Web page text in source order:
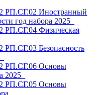
РП.СГ.02 Иностранный
год набора 2025_
РП.СГ.04 Физическая
РП.СГ.03 Безопасность
РП.СГ.06 Основы
РП.СГ.05 Основы